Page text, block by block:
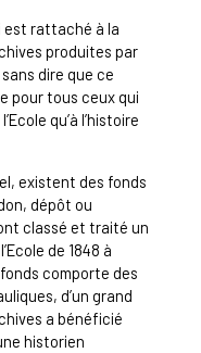
est rattaché à la
produites par
dire que ce
pour tous ceux qui
qu’à l’histoire
existent des fonds
dépôt ou
classé et traité un
de 1848 à
comporte des
d’un grand
a bénéficié
historien